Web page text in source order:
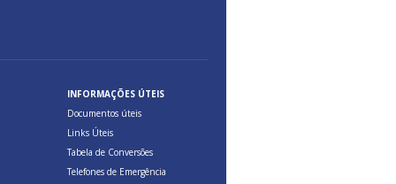
INFORMAÇÕES ÚTEIS
Documentos úteis
Links Úteis
Tabela de Conversões
Telefones de Emergência